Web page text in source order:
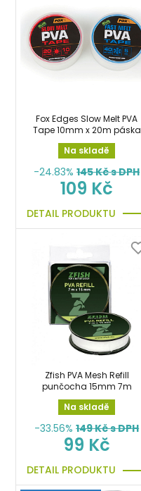
Fox Edges Slow Melt PVA
Tape 10mm x 20m páska
Na skladě
-24.83% 145Kč s DPH
109 Kč
DETAIL PRODUKTU
Zfish PVA Mesh Refill
punčocha 15mm 7m
Na skladě
-33.56% 149Kč s DPH
99 Kč
DETAIL PRODUKTU